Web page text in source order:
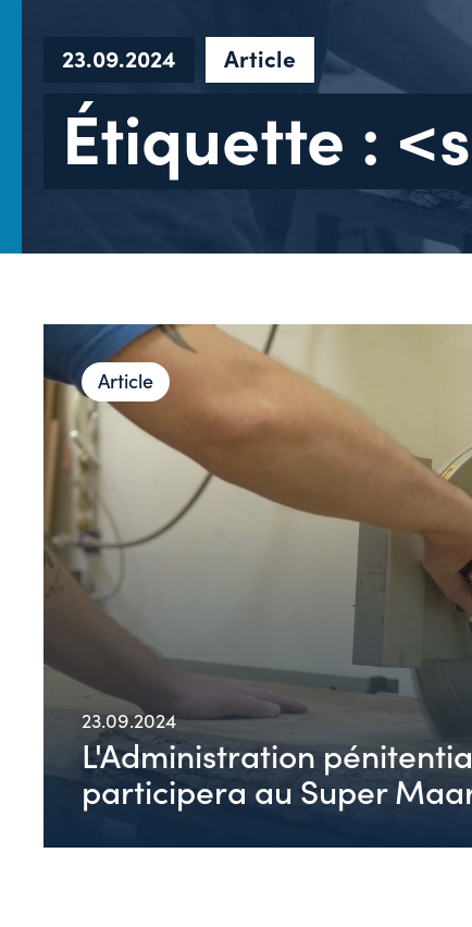
23.09.2024 Article
Étiquette :
Article
23.09.2024
L'Administration
participera au Super